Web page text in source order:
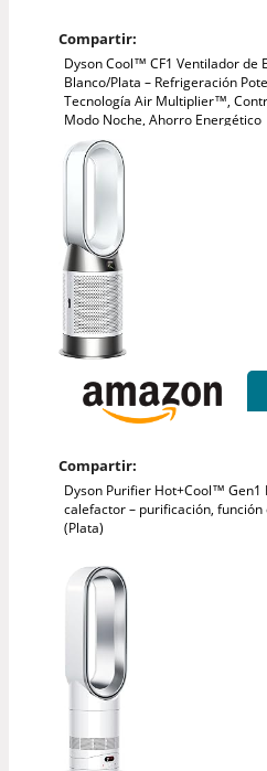
Compartir:
Dyson Cool™ CF1 Ventilador de
Blanco/Plata – Refrigeración
Tecnología Air Multiplier™,
Modo Noche, Ahorro Energético
Compartir:
Dyson Purifier Hot+Cool™ Gen1
calefactor – purificación,
(Plata)